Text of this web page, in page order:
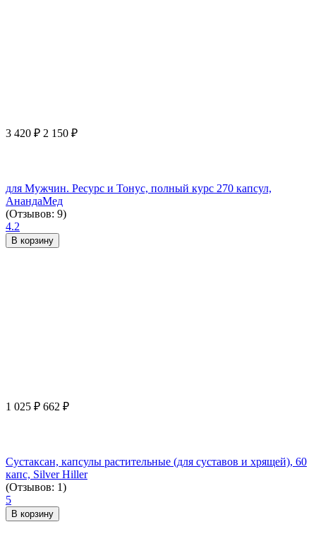
3 420 ₽ 2 150 ₽
для Мужчин. Ресурс и Тонус, полный курс 270 капсул,
АнандаМед
(Отзывов: 9)
4.2
В корзину
1 025 ₽ 662 ₽
Сустаксан, капсулы растительные (для суставов и хрящей), 60
капс, Silver Hiller
(Отзывов: 1)
5
В корзину